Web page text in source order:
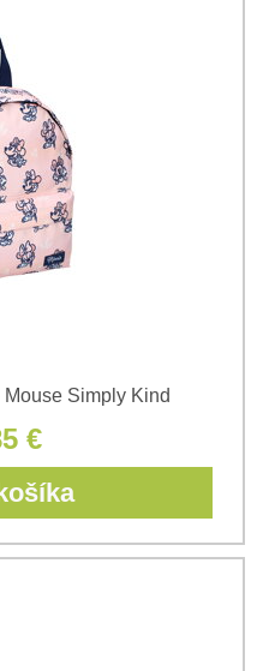
Simply Kind
€